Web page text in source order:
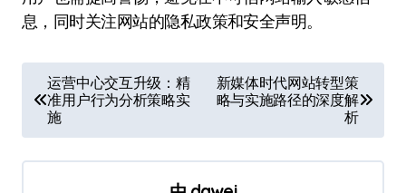
息，同时关注网站的隐私政策和安全声明。
章
导
航
运营中心交互升级：精
准用户行为分析策略实
施
新媒体时代网站转型策
略与实施路径的深度解
析